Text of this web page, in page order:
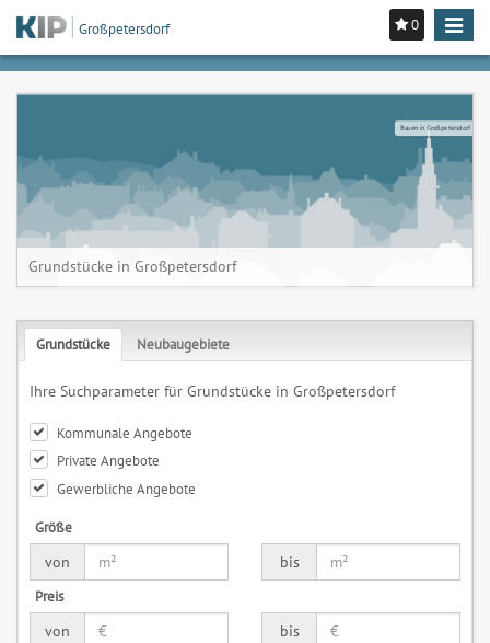
0
Toggle
Großpetersdorf
Bauen in Großpetersdorf
Grundstücke in Großpetersdorf
Grundstücke Neubaugebiete
Ihre Suchparameter für Grundstücke in Großpetersdorf
Kommunale Angebote
Private Angebote
Gewerbliche Angebote
Größe
von
bis
Preis
von
bis